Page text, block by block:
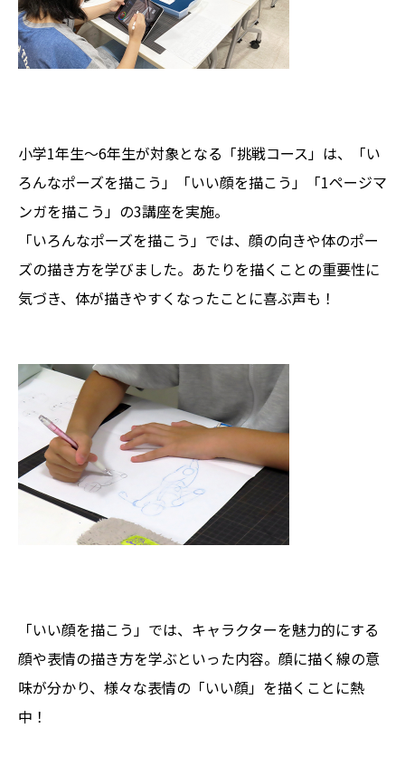
小学1年生～6年生が対象となる「挑戦コース」は、「い
ろんなポーズを描こう」「いい顔を描こう」「1ページマ
ンガを描こう」の3講座を実施。
「いろんなポーズを描こう」では、顔の向きや体のポー
ズの描き方を学びました。あたりを描くことの重要性に
気づき、体が描きやすくなったことに喜ぶ声も！
「いい顔を描こう」では、キャラクターを魅力的にする
顔や表情の描き方を学ぶといった内容。顔に描く線の意
味が分かり、様々な表情の「いい顔」を描くことに熱
中！